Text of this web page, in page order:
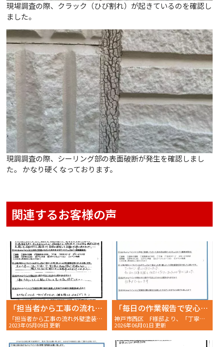
現場調査の際、クラック（ひび割れ）が起きているのを確認し
ました。
現調調査の際、シーリング部の表面破断が発生を確認しまし
た。 かなり硬くなっております。
関連するお客様の声
「担当者から工事の流れペイント等の誠実な説明を聴いて信用出来ると確信して家族と相談してお願いすることに決めました。」
「担当者から工事の流れ外壁塗装等の誠実な説明を聴いて信用出来ると確信して家族と相談してお願いすることに決めました。」神戸市西区Y様の完工後アンケートです〜
2023年05月09日 更新
「毎日の作業報告で安心！丁寧な施工に大変満足いただきました」
神戸市西区 F様邸より、「丁寧な施工と毎日の作業報告で安心できました！」お声を頂きました～完工後アンケート～
2026年06月01日 更新